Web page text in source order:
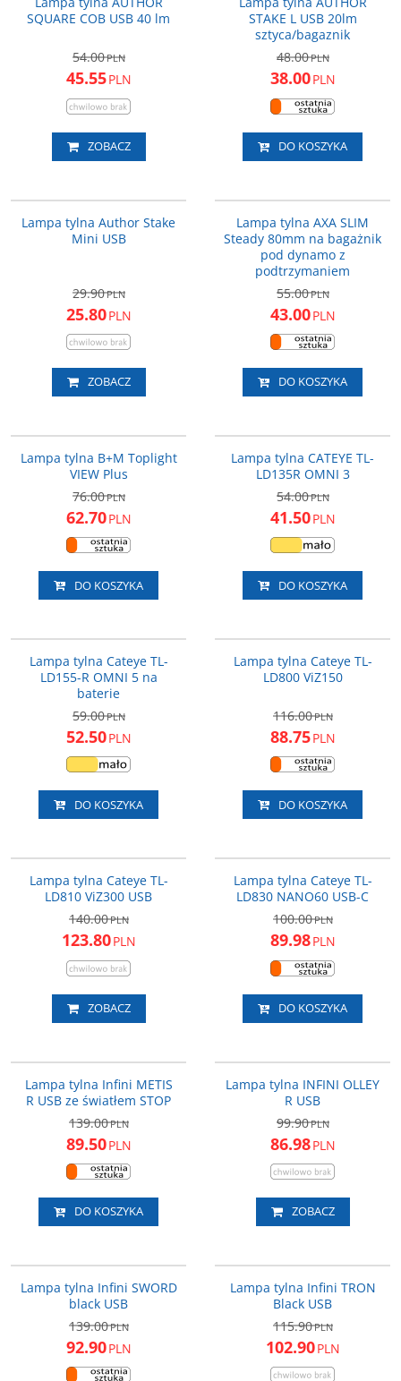
SQUARE COB USB 40 lm
54.00PLN
45.55PLN
ZOBACZ
STAKE L USB 20lm
sztyca/bagaznik
48.00PLN
38.00PLN
DO KOSZYKA
Lampa tylna Author Stake
Mini USB
29.90PLN
25.80PLN
ZOBACZ
Lampa tylna AXA SLIM
Steady 80mm na bagażnik
pod dynamo z
podtrzymaniem
55.00PLN
43.00PLN
DO KOSZYKA
Lampa tylna B+M Toplight
VIEW Plus
76.00PLN
62.70PLN
DO KOSZYKA
Lampa tylna CATEYE TL-
LD135R OMNI 3
54.00PLN
41.50PLN
DO KOSZYKA
Lampa tylna Cateye TL-
LD155-R OMNI 5 na
baterie
59.00PLN
52.50PLN
DO KOSZYKA
Lampa tylna Cateye TL-
LD800 ViZ150
116.00PLN
88.75PLN
DO KOSZYKA
Lampa tylna Cateye TL-
LD810 ViZ300 USB
140.00PLN
123.80PLN
ZOBACZ
Lampa tylna Cateye TL-
LD830 NANO60 USB-C
100.00PLN
89.98PLN
DO KOSZYKA
Lampa tylna Infini METIS
R USB ze światłem STOP
139.00PLN
89.50PLN
DO KOSZYKA
Lampa tylna INFINI OLLEY
R USB
99.90PLN
86.98PLN
ZOBACZ
Lampa tylna Infini SWORD
black USB
139.00PLN
92.90PLN
Lampa tylna Infini TRON
Black USB
115.90PLN
102.90PLN